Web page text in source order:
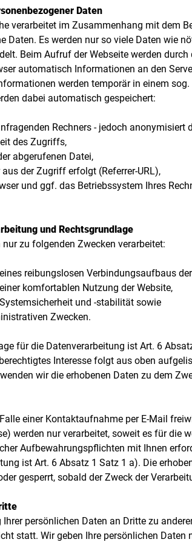
Daten
verarbeitet im Zusammenhang mit dem
Daten. Es werden nur so viele Daten wie
Beim Aufruf der Webseite werden
automatisch Informationen an den
werden temporär in einem
dabei automatisch gespeichert:
Rechners - jedoch
des Zugriffs,
abgerufenen Datei,
der Zugriff erfolgt (Referrer-URL),
und ggf. das Betriebssystem Ihres
und Rechtsgrundlage
nur zu folgenden Zwecken verarbeitet:
reibungslosen Verbindungsaufbaus
komfortablen Nutzung der Website,
und -stabilität sowie
Zwecken.
für die Datenverarbeitung ist Art. 6
Interesse folgt aus oben
wir die erhobenen Daten zu dem
einer Kontaktaufnahme per E-Mail
werden nur verarbeitet, soweit es für die
Aufbewahrungspflichten mit Ihnen
ist Art. 6 Absatz 1 Satz 1 a). Die
gesperrt, sobald der Zweck der
Ihrer persönlichen Daten an Dritte zu
statt. Wir geben Ihre persönlichen Daten